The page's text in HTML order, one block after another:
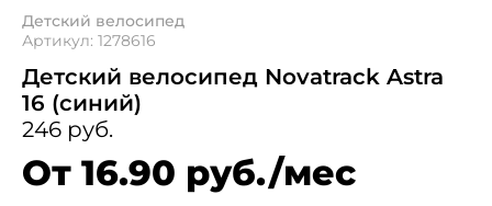
Детский велосипед
Артикул: 1278616
Детский велосипед Novatrack Astra
16 (синий)
246 руб.
От 16.90 руб./мес